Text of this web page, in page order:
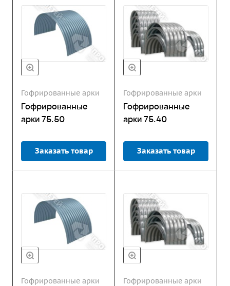
Гофрированные арки
Гофрированные
арки 75.50
Заказать товар
Гофрированные арки
Гофрированные
арки 75.40
Заказать товар
Гофрированные арки Гофрированные арки